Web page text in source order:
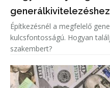
Építkezésnél a megfelelő
kulcsfontosságú. Hogyan
szakembert?